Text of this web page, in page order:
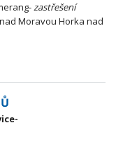
zastřešení
Moravou Horka nad